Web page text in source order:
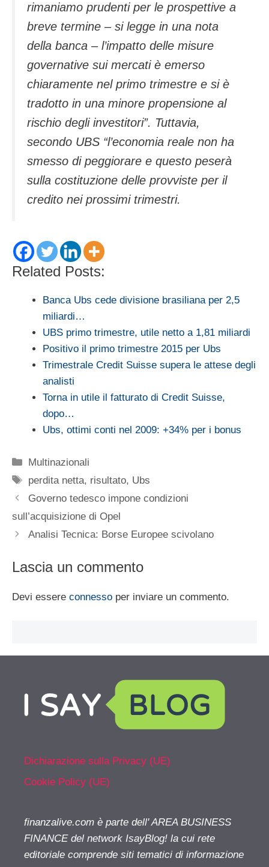
rimaniamo prudenti per le prospettive a
breve termine – si legge in una nota
della banca – l’impatto delle misure
governative sui mercati è emerso
chiaramente nel primo trimestre e si è
tradotto in una minore propensione al
rischio degli investitori”. Tuttavia,
secondo UBS “l’economia reale non ha
smesso di peggiorare e questo peserà
sulla costituzione delle provviste per il
credito nei prossimi trimestri.
Related Posts:
Banca Ubs cede divisione brasiliana per 2,5
miliardi…
UBS primo trimestre, utile netto a 1,81 miliardi
Positivo il primo trimestre 2015 per Ubs
Trimestrale Credit Suisse supera le attese degli
analisti
Torna in utile il fatturato di Credit Suisse,
dopo…
Ubs, ottimi conti nel 2009: +34% per i bonus
Categorie
Multinazionali
Tag
perdita netta, risultato, Ubs
Governo tedesco impone condizioni
sull’acquisizione di Opel
Analisi Tecnica: Borse Europee scivolano
Lascia un commento
Devi essere connesso per inviare un commento.
Dichiarazione sulla Privacy (UE)
Cookie Policy (UE)
finanzalive.com è parte dell' AREA BUSINESS
FINANCE del network IsayBlog! la cui rete
editoriale comprende siti tematici di informazione